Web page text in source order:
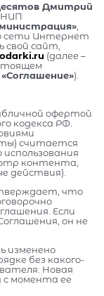
Дмитрий
,
сети Интернет
свой сайт,
(далее –
«Соглашение»).
офертой
кодекса РФ.
считается
контента,
действия).
что
Если
он не
изменено
без какого-
Новая
с момента ее